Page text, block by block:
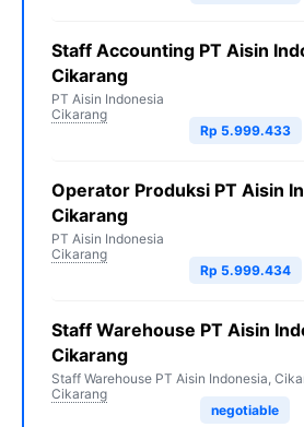
Staff Accounting PT Aisin
Cikarang
PT Aisin Indonesia
Cikarang
Rp 5.999.433
Operator Produksi PT Aisin
Cikarang
PT Aisin Indonesia
Cikarang
Rp 5.999.434
Staff Warehouse PT Aisin
Cikarang
Staff Warehouse PT Aisin Indonesia,
Cikarang
negotiable